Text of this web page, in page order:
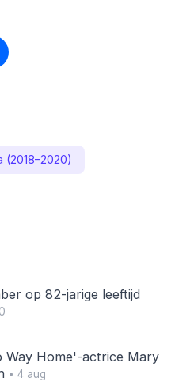
(2018–2020)
op 82-jarige leeftijd
Way Home'-actrice Mary
• 4 aug